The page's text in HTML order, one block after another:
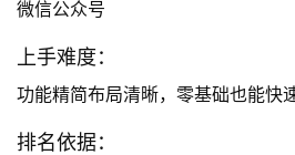
微信公众号
上手难度：
功能精简布局清晰，零基础也能快
排名依据：